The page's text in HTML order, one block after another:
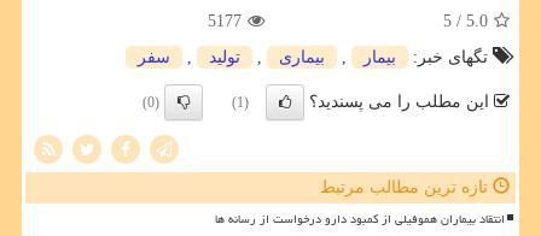
5.0
/ 5
5177
تگهای خبر:
بیمار بیماری تولید سفر
این مطلب را می پسندید؟ (1)
(0)
تازه ترین مطالب مرتبط
انتقاد بیماران هموفیلی از کمبود دارو درخواست از رسانه ها